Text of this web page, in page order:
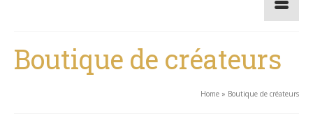
Boutique de créateurs
Home » Boutique de créateurs